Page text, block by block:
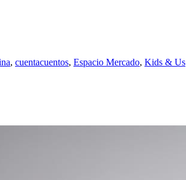
, cuentacuentos, Espacio Mercado, Kids & Us